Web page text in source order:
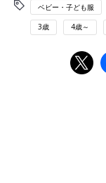
ベビー・子ども服
3歳 4歳～